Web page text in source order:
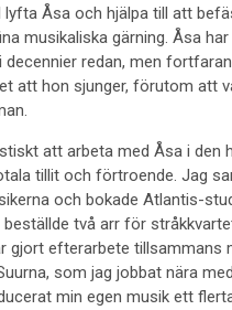
lyfta Åsa och hjälpa till att
musikaliska gärning. Åsa
decennier redan, men
att hon sjunger, förutom att
att arbeta med Åsa i den
tillit och förtroende. Jag
och bokade Atlantis-
beställde två arr för
gjort efterarbete tillsammans
som jag jobbat nära
min egen musik ett